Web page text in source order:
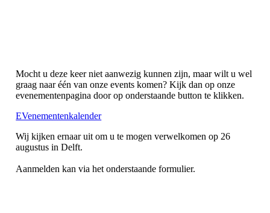
Mocht u deze keer niet aanwezig kunnen zijn, maar wilt u wel
graag naar één van onze events komen? Kijk dan op onze
evenementenpagina door op onderstaande button te klikken.
EVenementenkalender
Wij kijken ernaar uit om u te mogen verwelkomen op 26
augustus in Delft.
Aanmelden kan via het onderstaande formulier.